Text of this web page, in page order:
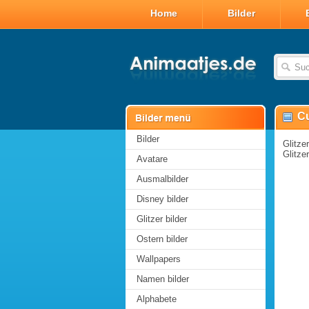
Home Bilder
Bilder
Avatare
Ausmalbilder
Disney bilder
Glitzer bilder
Ostern bilder
Wallpapers
Namen bilder
Alphabete